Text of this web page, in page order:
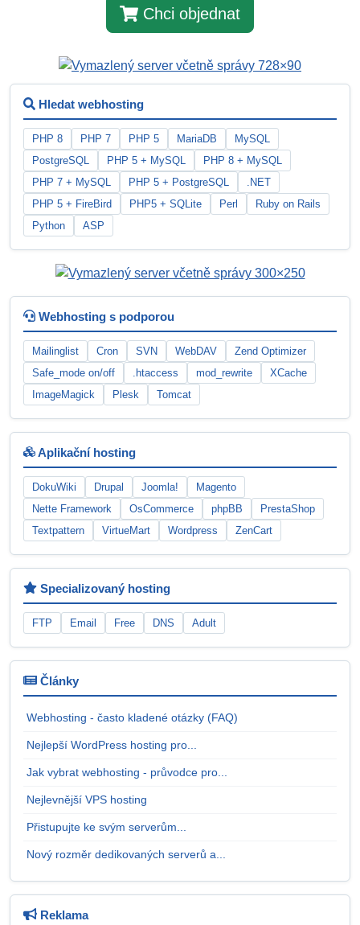
Chci objednat
Hledat webhosting
PHP 8 PHP 7 PHP 5 MariaDB
MySQL
PostgreSQL
PHP 5 + MySQL
PHP 8 + MySQL
PHP 7 + MySQL
PHP 5 + PostgreSQL
.NET
PHP 5 + FireBird
PHP5 + SQLite Perl
Ruby on Rails
Python
ASP
Webhosting s podporou
Mailinglist Cron SVN WebDAV
Zend Optimizer
Safe_mode on/off
.htaccess mod_rewrite
XCache
ImageMagick
Plesk Tomcat
Aplikační hosting
DokuWiki Drupal Joomla!
Magento
Nette Framework
OsCommerce phpBB
PrestaShop
Textpattern
VirtueMart Wordpress ZenCart
Specializovaný hosting
FTP Email Free DNS Adult
Články
Webhosting - často kladené otázky (FAQ)
Nejlepší WordPress hosting pro...
Jak vybrat webhosting - průvodce pro...
Nejlevnější VPS hosting
Přistupujte ke svým serverům...
Nový rozměr dedikovaných serverů a...
Reklama